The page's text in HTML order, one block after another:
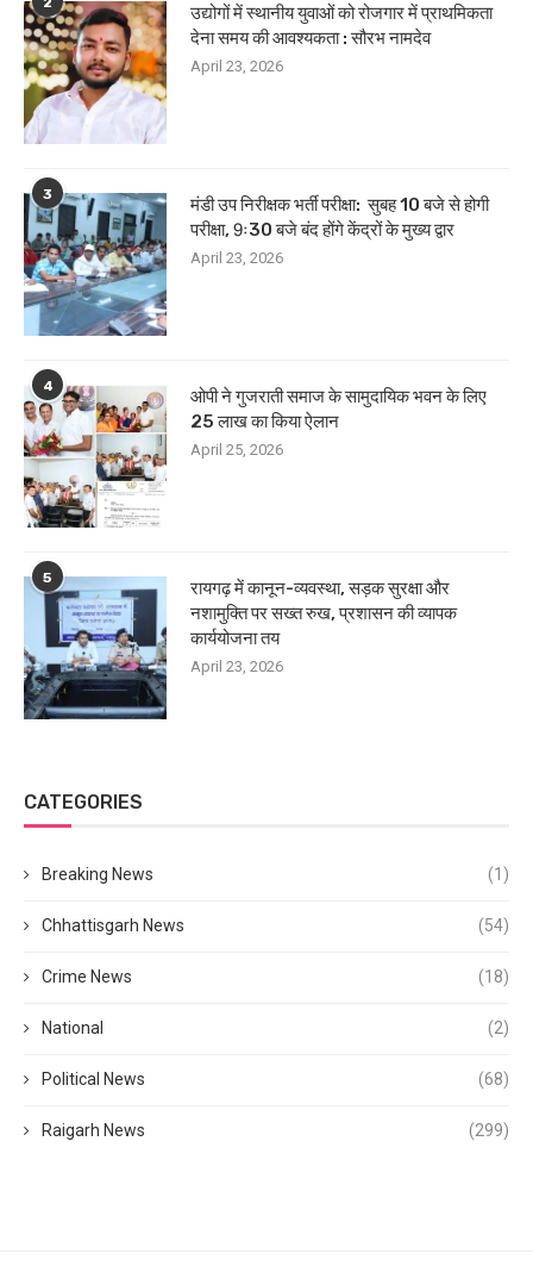
उद्योगों में स्थानीय युवाओं को रोजगार में प्राथमिकता
देना समय की आवश्यकता : सौरभ नामदेव
April 23, 2026
3
मंडी उप निरीक्षक भर्ती परीक्षा: सुबह 10 बजे से होगी
परीक्षा, 9ः30 बजे बंद होंगे केंद्रों के मुख्य द्वार
April 23, 2026
4
ओपी ने गुजराती समाज के सामुदायिक भवन के लिए
25 लाख का किया ऐलान
April 25, 2026
5
रायगढ़ में कानून-व्यवस्था, सड़क सुरक्षा और
नशामुक्ति पर सख्त रुख, प्रशासन की व्यापक
कार्ययोजना तय
April 23, 2026
CATEGORIES
Breaking News (1)
Chhattisgarh News (54)
Crime News (18)
National (2)
Political News (68)
Raigarh News (299)